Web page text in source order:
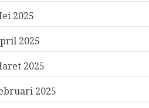
2025
2025
2025
2025